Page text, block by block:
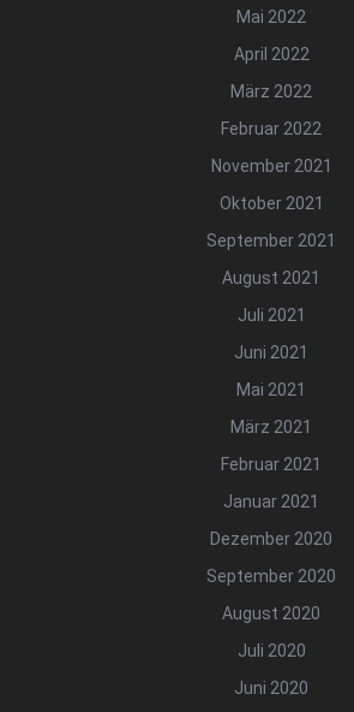
Mai 2022
April 2022
März 2022
Februar 2022
November 2021
Oktober 2021
September 2021
August 2021
Juli 2021
Juni 2021
Mai 2021
März 2021
Februar 2021
Januar 2021
Dezember 2020
September 2020
August 2020
Juli 2020
Juni 2020